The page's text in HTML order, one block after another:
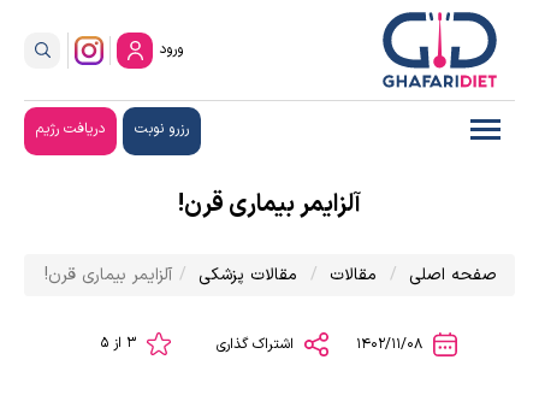
ورود
رزرو نوبت دریافت رژیم
آلزایمر بیماری قرن!
صفحه اصلی مقالات مقالات پزشکی آلزایمر بیماری قرن!
1402/11/08 اشتراک گذاری